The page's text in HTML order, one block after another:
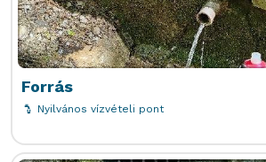
Forrás
Nyilvános vízvételi pont